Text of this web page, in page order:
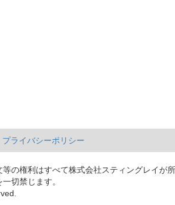
プライバシーポリシー
の権利はすべて株式会社スティングレイが
切禁じます。